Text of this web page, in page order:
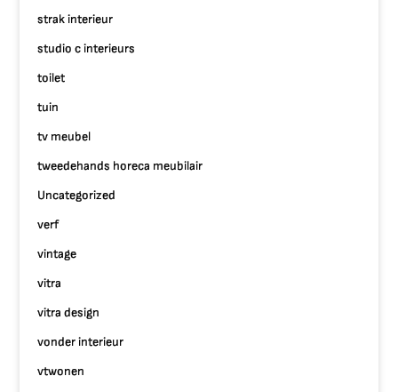
strak interieur
studio c interieurs
toilet
tuin
tv meubel
tweedehands horeca meubilair
Uncategorized
verf
vintage
vitra
vitra design
vonder interieur
vtwonen